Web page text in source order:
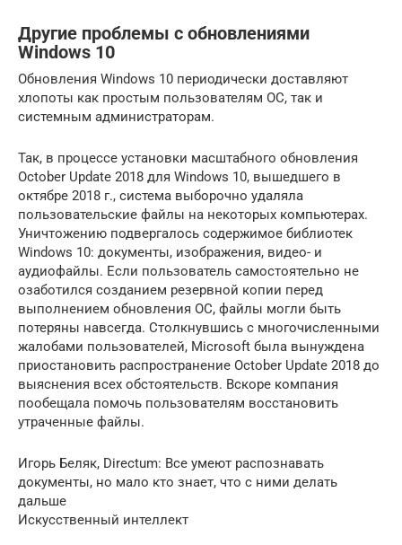
Другие проблемы с обновлениями
Windows 10
Обновления Windows 10 периодически доставляют
хлопоты как простым пользователям ОС, так и
системным администраторам.
Так, в процессе установки масштабного обновления
October Update 2018 для Windows 10, вышедшего в
октябре 2018 г., система выборочно удаляла
пользовательские файлы на некоторых компьютерах.
Уничтожению подвергалось содержимое библиотек
Windows 10: документы, изображения, видео- и
аудиофайлы. Если пользователь самостоятельно не
озаботился созданием резервной копии перед
выполнением обновления ОС, файлы могли быть
потеряны навсегда. Столкнувшись с многочисленными
жалобами пользователей, Microsoft была вынуждена
приостановить распространение October Update 2018 до
выяснения всех обстоятельств. Вскоре компания
пообещала помочь пользователям восстановить
утраченные файлы.
Игорь Беляк, Directum: Все умеют распознавать
документы, но мало кто знает, что с ними делать
дальше
Искусственный интеллект